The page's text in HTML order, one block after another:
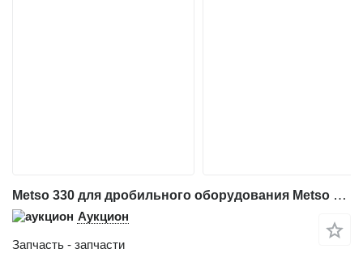
Metso 330 для дробильного оборудования Metso 330
Аукцион
Запчасть - запчасти